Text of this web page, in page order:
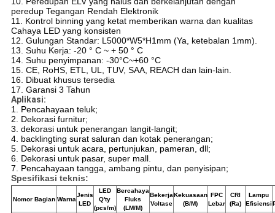
peredup Tegangan Rendah Elektronik
11. Kontrol binning yang ketat memberikan warna dan kualitas
Cahaya LED yang konsisten
12. Gulungan Standar: L5000*W5*H1mm (Ya, ketebalan 1mm).
13. Suhu Kerja: -20 ° C ~ + 50 ° C
14. Suhu penyimpanan: -30°C~+60 °C
15. CE, RoHS, ETL, UL, TUV, SAA, REACH dan lain-lain.
16. Dibuat khusus tersedia
17. Garansi 3 Tahun
Aplikasi:
1. Pencahayaan teluk;
2. Dekorasi furnitur;
3. dekorasi untuk penerangan langit-langit;
4. backlingting surat saluran dan kotak penerangan;
5. Dekorasi untuk acara, pertunjukan, pameran, dll;
6. Dekorasi untuk pasar, super mall.
7. Pencahayaan tangga, ambang pintu, dan penyisipan;
Spesifikasi teknis:
Nomor Bagian Warna
Jenis
LED
LED
Q'ty
(pcs/m)
Bercahaya
Fluks
(LM/M)
Bekerja
Voltase
Kekuasaan
(B/M)
FPC
Lebar
CRI
(Ra)
Lampu
Efisiensi